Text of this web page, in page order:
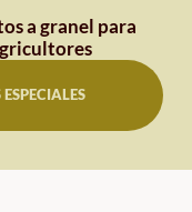
a granel para